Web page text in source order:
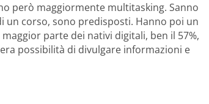
però maggiormente multitasking. Sanno
corso, sono predisposti. Hanno poi un
parte dei nativi digitali, ben il 57%,
possibilità di divulgare informazioni e